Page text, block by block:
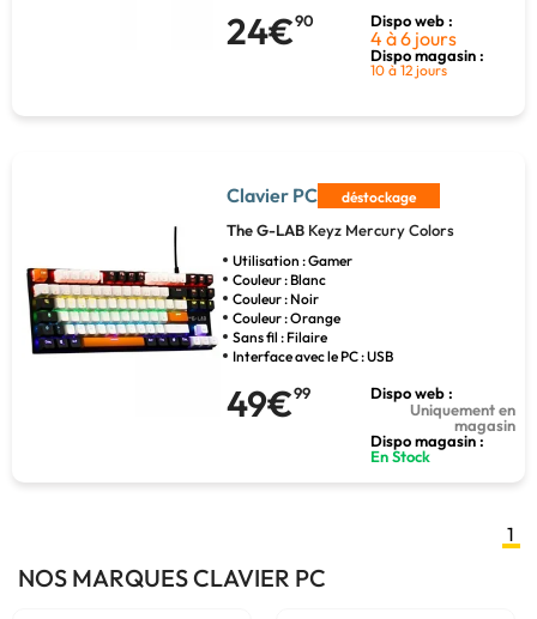
24€90 Dispo web :
4 à 6 jours
Dispo magasin :
10 à 12 jours
Clavier PC déstockage
The G-LAB Keyz Mercury Colors
Utilisation : Gamer
Couleur : Blanc
Couleur : Noir
Couleur : Orange
Sans fil : Filaire
Interface avec le PC : USB
49€99
Dispo web :
Uniquement en
magasin
Dispo magasin :
En Stock
1
NOS MARQUES CLAVIER PC